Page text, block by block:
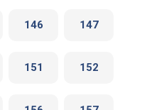
146 147
151 152